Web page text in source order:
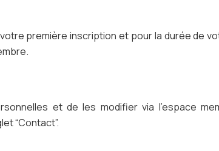
première inscription et pour la durée de
et de les modifier via l’espace
“Contact”.